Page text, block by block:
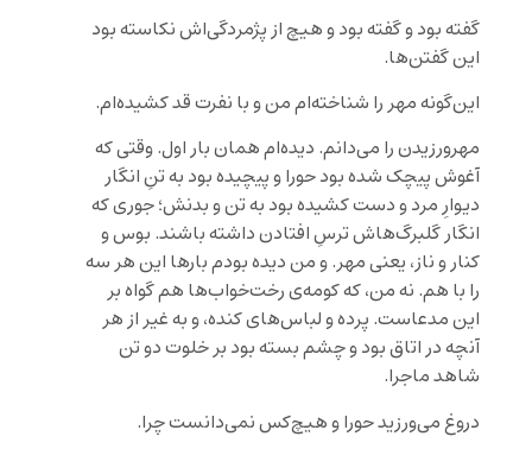
گفته بود و گفته بود و هیچ از پژمردگی‌اش نکاسته بود
این گفتن‌ها.
این‌گونه مهر را شناخته‌ام من و با نفرت قد کشیده‌ام.
مهرورزیدن را می‌دانم. دیده‌ام همان بار اول. وقتی که
آغوش پیچک شده بود حورا و پیچیده بود به تنِ انگار
دیوارِ مرد و دست کشیده بود به تن و بدنش؛ جوری که
انگار گلبرگ‌هاش ترسِ افتادن داشته باشند. بوس و
کنار و ناز، یعنی مهر. و من دیده بودم بارها این هر سه
را با هم. نه من، که کومه‌ی رخت‌خواب‌ها هم گواه بر
این مدعاست. پرده و لباس‌های کنده، و به غیر از هر
آنچه در اتاق بود و چشم ‌بسته بود بر خلوت دو تن
شاهد ماجرا.
دروغ می‌ورزید حورا و هیچ‌کس نمی‌دانست چرا.